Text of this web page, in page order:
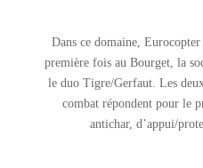
Dans ce domaine,
première fois au Bourget, la
le duo Tigre/Gerfaut. Les
combat répondent pour le
antichar, d’appui/